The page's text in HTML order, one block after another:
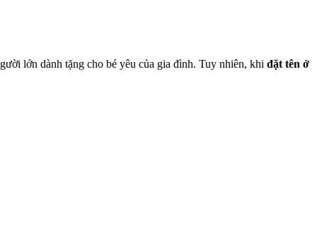
lớn dành tặng cho bé yêu của gia đình. Tuy nhiên, khi đặt tên ở